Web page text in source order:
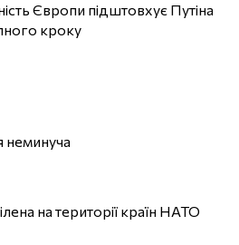
кроку
неминуча
на території країн НАТО